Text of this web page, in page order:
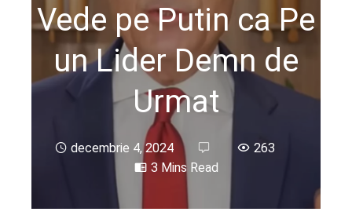
Vede pe Putin ca Pe
un Lider Demn de
Urmat
decembrie 4, 2024
263
3 Mins Read